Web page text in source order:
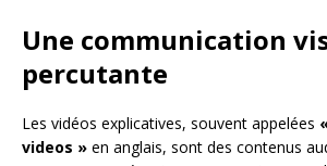
Une communication
percutante
Les vidéos explicatives, souvent appelées
videos » en anglais, sont des contenus